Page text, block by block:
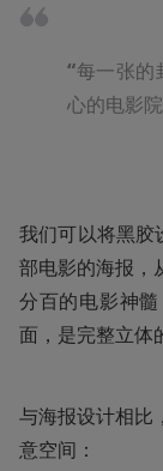
“每一张的
心的电影
我们可以将黑胶
部电影的海报，
分百的电影神
面，是完整立体
与海报设计相比
意空间：